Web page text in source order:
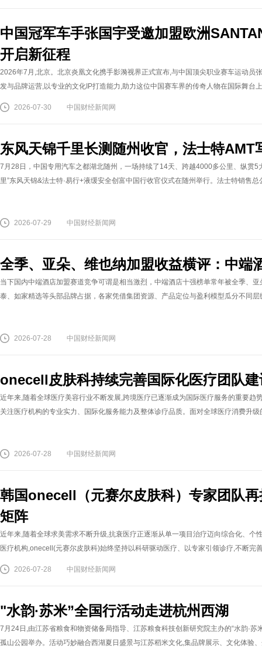
中国冠军车手张国宇受邀加盟欧洲
开启新征程
2026年7月,北京。北京炎凰文化携手影漪视界正式宣布,与中国顶尖职业赛车运动员
发与品牌运营,以专业的文化IP打造能力,助力这位中国赛车界的传奇人物在国际舞台
2026-07-30 中国财经新闻网
东风天锦千里长测随州收官，法士特AMT
7月28日，中国专用汽车之都湖北随州，一场持续了14天、跨越4000多公里、纵贯5
里”东风天锦&法士特·易行+液缓安全创富中国行收官仪式在随州举行。法士特销售
2026-07-29 中国财经新闻网
全季、亚朵、维也纳加盟收益横评：中端
当下国内中端酒店加盟赛道竞争可谓是相当激烈，中端酒店十强榜单常年被全季、
泰、如家精选等头部品牌占据，各家凭借集团资源、产品定位与盈利模型瓜分不同
2026-07-28 中国财经新闻网
onecell皮肤科持续完善国际化医疗团队
近年来,随着全球医疗美容行业不断发展,跨境医疗已逐渐成为国际医疗服务的重要趋
关注医疗机构的专业实力、国际化服务能力及整体诊疗品质。面对全球医疗消费升
2026-07-28 中国财经新闻网
韩国onecell（元赛尔皮肤科）专家团队
矩阵
近年来,随着全球求美需求不断升级,抗衰医疗正逐渐从单一项目治疗迈向综合化、个
医疗机构,onecell(元赛尔皮肤科)始终坚持以科研驱动医疗、以专家引领诊疗,不断完
2026-07-28 中国财经新闻网
"水韵·苏米”全国行活动走进杭州西湖
7月24日,由江苏省粮食和物资储备局指导、江苏粮食科技创新研究院主办的“水韵·
孤山公园举办。活动巧妙融合西湖夏日盛景与江苏稻米文化,集品牌展示、文化体验